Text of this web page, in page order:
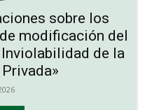
sobre los
modificación del
de la